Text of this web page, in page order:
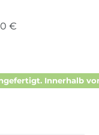
€
Innerhalb